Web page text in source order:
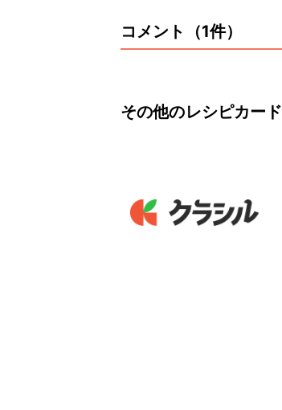
コメント（1件）
その他のレシピカード